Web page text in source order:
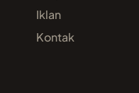
Iklan
Kontak